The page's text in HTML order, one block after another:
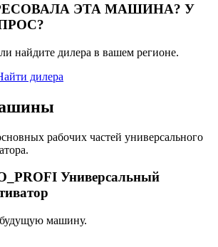
ЭТА МАШИНА? У
найдите дилера в вашем регионе.
дилера
рабочих частей универсального
Универсальный
машину.